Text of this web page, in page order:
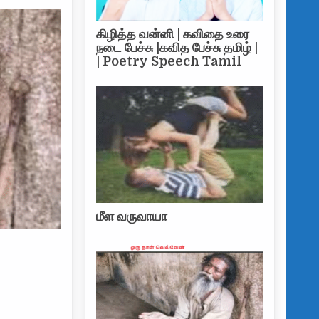
கிழித்த வன்னி | கவிதை உரை
நடை பேச்சு |கவித பேச்சு தமிழ் |
| Poetry Speech Tamil
மீள வருவாயா